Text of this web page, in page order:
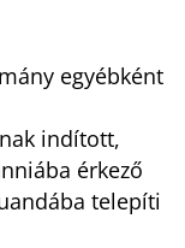
egyébként
indított,
érkező
telepíti